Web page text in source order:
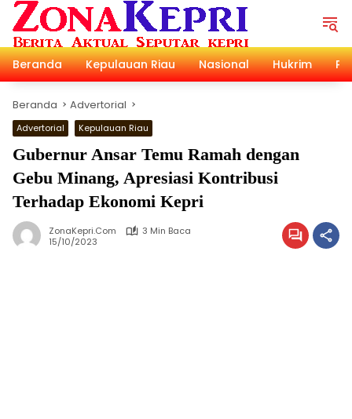
Langsung
konten
Beranda
Kepulauan Riau Nasional Hukrim
Beranda Advertorial
Advertorial Kepulauan Riau
Gubernur Ansar Temu Ramah dengan
Gebu Minang, Apresiasi Kontribusi
Terhadap Ekonomi Kepri
ZonaKepri.com
3 Min Baca
15/10/2023